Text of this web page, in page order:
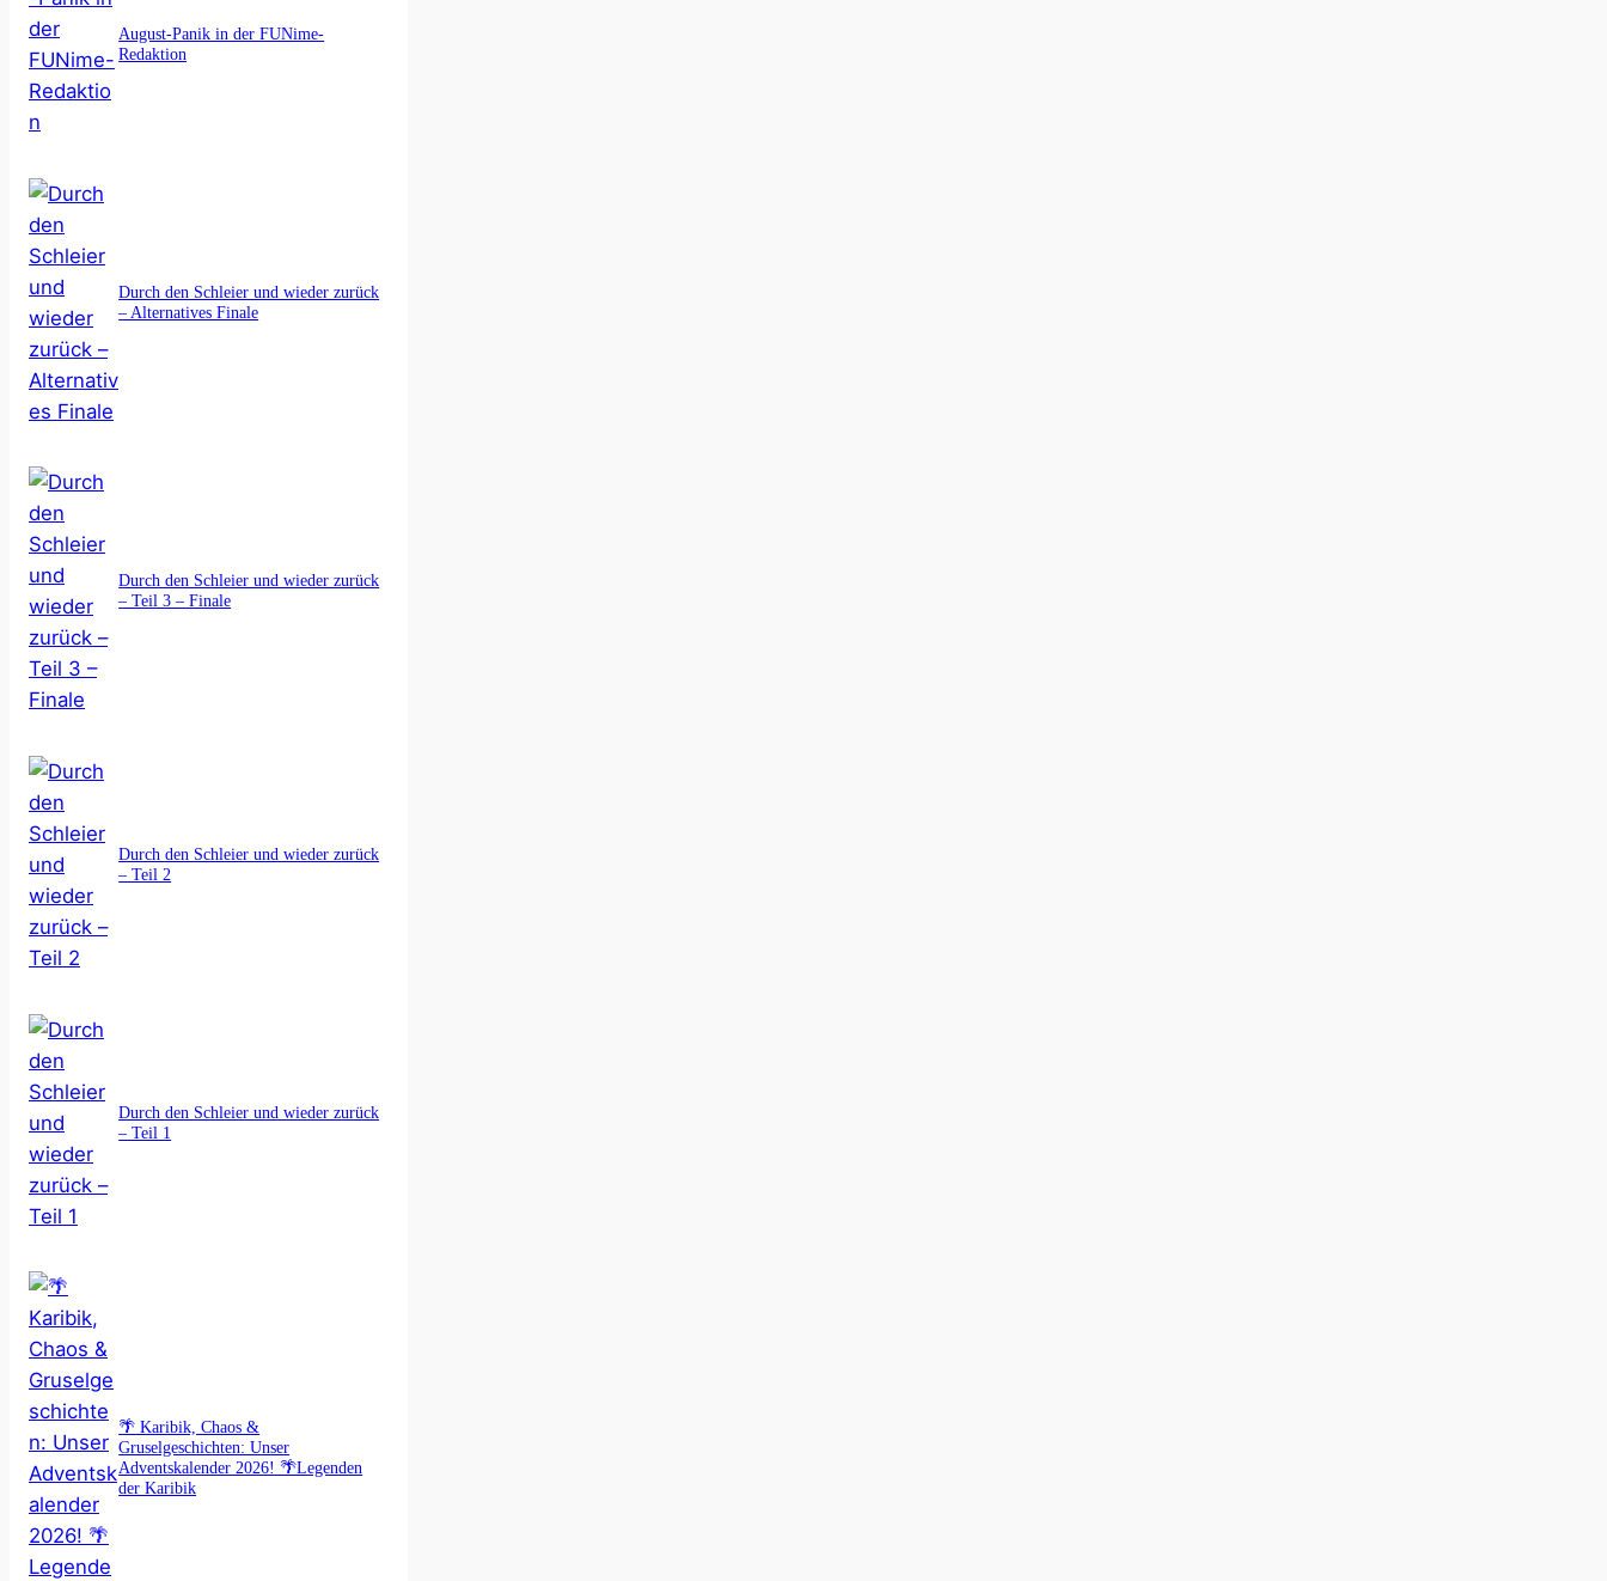
August-Panik in der FUNime-
Redaktion
Durch den Schleier und wieder zurück
– Alternatives Finale
Durch den Schleier und wieder zurück
– Teil 3 – Finale
Durch den Schleier und wieder zurück
– Teil 2
Durch den Schleier und wieder zurück
– Teil 1
🌴 Karibik, Chaos &
Gruselgeschichten: Unser
Adventskalender 2026! 🌴Legenden
der Karibik